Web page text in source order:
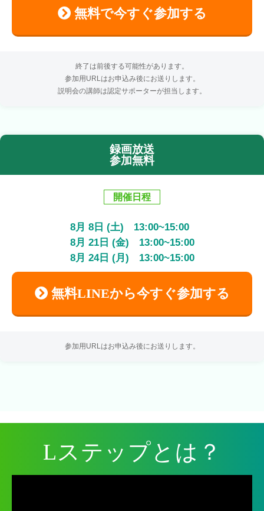
無料で今すぐ参加する
終了は前後する可能性があります。
参加用URLはお申込み後にお送りします。
説明会の講師は認定サポーターが担当します。
録画放送
参加無料
開催日程
8月 8日 (土) 13:00~15:00
8月 21日 (金) 13:00~15:00
8月 24日 (月) 13:00~15:00
無料LINEから今すぐ参加する
参加用URLはお申込み後にお送りします。
Lステップとは？